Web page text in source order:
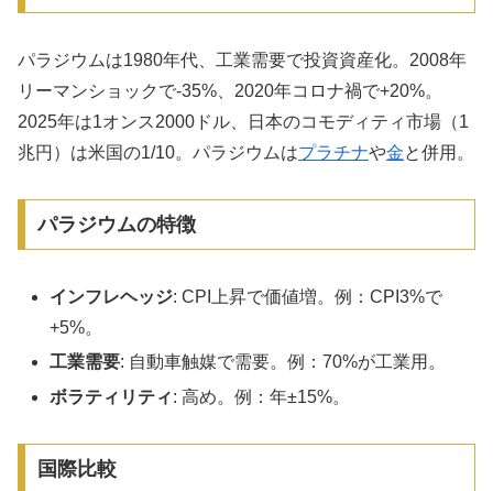
パラジウムは1980年代、工業需要で投資資産化。2008年
リーマンショックで-35%、2020年コロナ禍で+20%。
2025年は1オンス2000ドル、日本のコモディティ市場（1
兆円）は米国の1/10。パラジウムはプラチナや金と併用。
パラジウムの特徴
インフレヘッジ: CPI上昇で価値増。例：CPI3%で
+5%。
工業需要: 自動車触媒で需要。例：70%が工業用。
ボラティリティ: 高め。例：年±15%。
国際比較